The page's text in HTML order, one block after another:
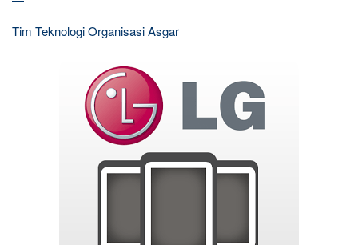
Tim Teknologi Organisasi Asgar